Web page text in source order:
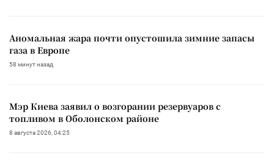
Аномальная жара почти опустошила зимние запасы
газа в Европе
58 минут назад
Мэр Киева заявил о возгорании резервуаров с
топливом в Оболонском районе
8 августа 2026, 04:25